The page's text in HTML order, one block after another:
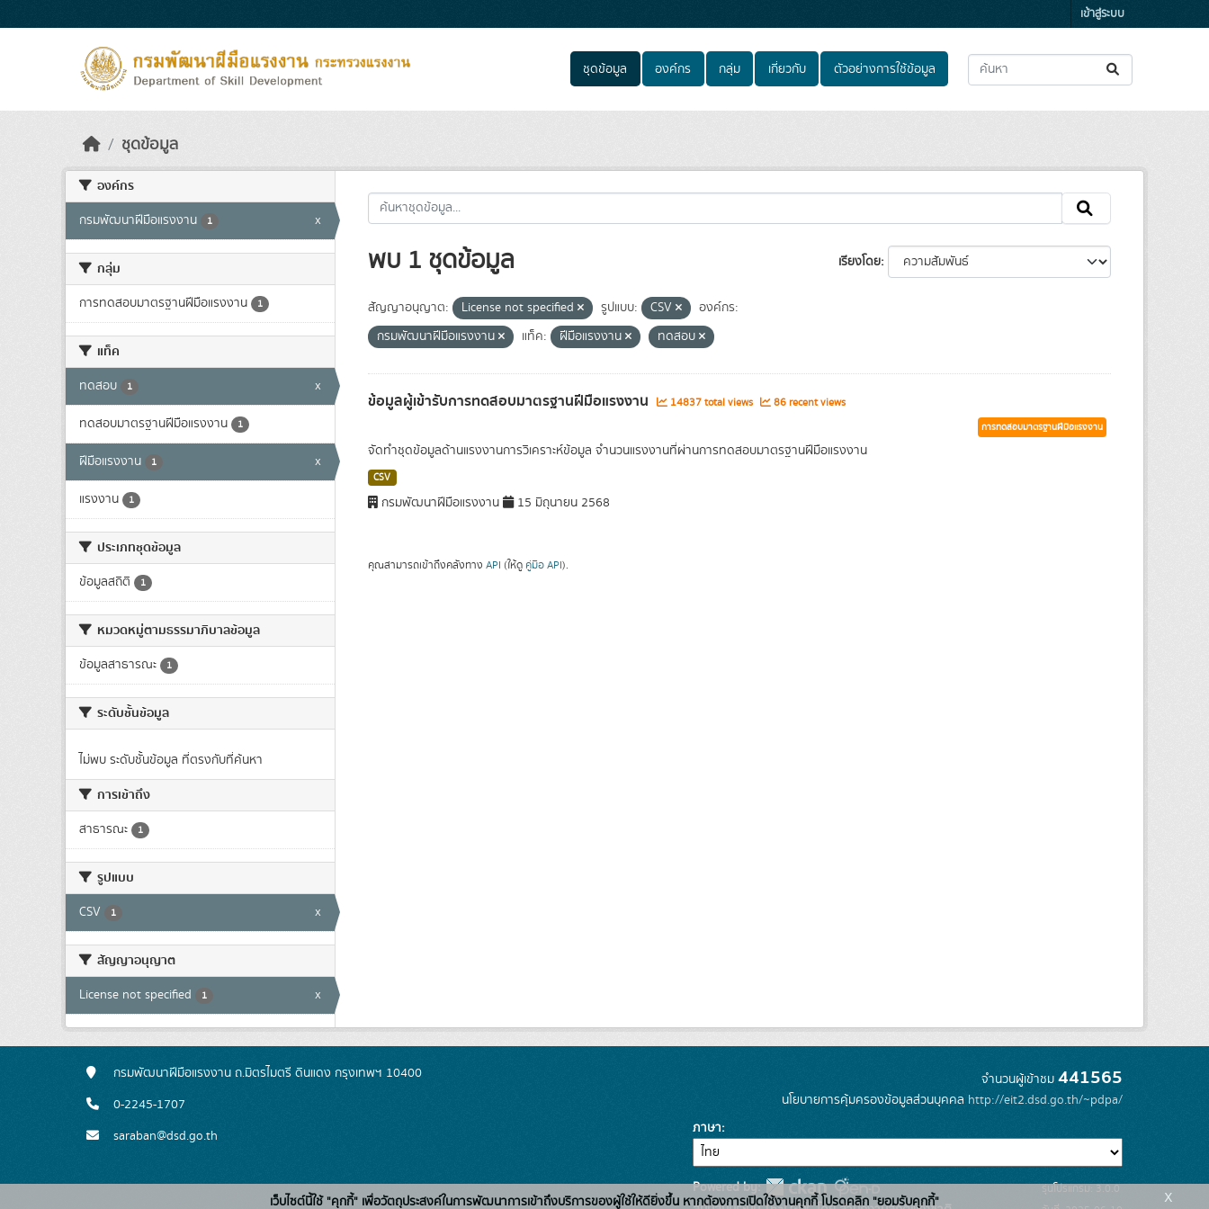
เข้าสู่ระบบ
ชุดข้อมูล องค์กร กลุ่ม เกี่ยวกับ ตัวอย่างการใช้ข้อมูล
ชุดข้อมูล
องค์กร
กรมพัฒนาฝีมือแรงงาน 1 x
กลุ่ม
การทดสอบมาตรฐานฝีมือแรงงาน 1
แท็ค
ทดสอบ 1 x
ทดสอบมาตรฐานฝีมือแรงงาน 1
ฝีมือแรงงาน 1 x
แรงงาน 1
ประเภทชุดข้อมูล
ข้อมูลสถิติ 1
หมวดหมู่ตามธรรมาภิบาลข้อมูล
ข้อมูลสาธารณะ 1
ระดับชั้นข้อมูล
ไม่พบ ระดับชั้นข้อมูล ที่ตรงกับที่ค้นหา
การเข้าถึง
สาธารณะ 1
รูปแบบ
CSV 1 x
สัญญาอนุญาต
License not specified 1 x
เรียงโดย
พบ 1 ชุดข้อมูล
สัญญาอนุญาต: License not specified รูปแบบ: CSV
องค์กร:
กรมพัฒนาฝีมือแรงงาน
แท็ค: ฝีมือแรงงาน ทดสอบ
ข้อมูลผู้เข้ารับการทดสอบมาตรฐานฝีมือแรงงาน 14837 total views 86 recent views
การทดสอบมาตรฐานฝีมือแรงงาน
จัดทำชุดข้อมูลด้านแรงงานการวิเคราะห์ข้อมูล จำนวนแรงงานที่ผ่านการทดสอบมาตรฐานฝีมือแรงงาน
CSV
กรมพัฒนาฝีมือแรงงาน 15 มิถุนายน 2568
คุณสามารถเข้าถึงคลังทาง API (ให้ดู คู่มือ API).
กรมพัฒนาฝีมือแรงงาน ถ.มิตรไมตรี ดินแดง กรุงเทพฯ 10400
0-2245-1707
saraban@dsd.go.th
จำนวนผู้เข้าชม 441565
นโยบายการคุ้มครองข้อมูลส่วนบุคคล http://eit2.dsd.go.th/~pdpa/
ภาษา
Powered by:
รุ่นโปรแกรม: 3.0.0
เว็บไซต์นี้ใช้ "คุกกี้" เพื่อวัตถุประสงค์ในการพัฒนาการเข้าถึงบริการของผู้ใช้ให้ดียิ่งขึ้น หากต้องการเปิดใช้งานคุกกี้ โปรดคลิก "ยอมรับคุกกี้" x